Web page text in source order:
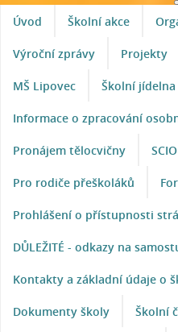
Úvod Školní akce
Výroční zprávy Projekty
MŠ Lipovec Školní jídelna
Informace o zpracování
Pronájem tělocvičny SCIO
Pro rodiče přeškoláků
Prohlášení o přístupnosti
DŮLEŽITÉ - odkazy na
Kontakty a základní údaje o
Dokumenty školy Školní